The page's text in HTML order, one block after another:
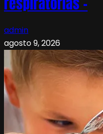
admin
agosto 9, 2026